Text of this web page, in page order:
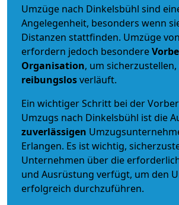
Umzüge nach Dinkelsbühl sind
Angelegenheit, besonders wenn
Distanzen stattfinden. Umzüge
erfordern jedoch besondere
Organisation, um sicherzustellen,
reibungslosverläuft.
Ein wichtiger Schritt bei der
Umzugs nach Dinkelsbühl ist die
zuverlässigen
Erlangen. Es ist wichtig,
Unternehmen über die
und Ausrüstung verfügt, um den
erfolgreich durchzuführen.